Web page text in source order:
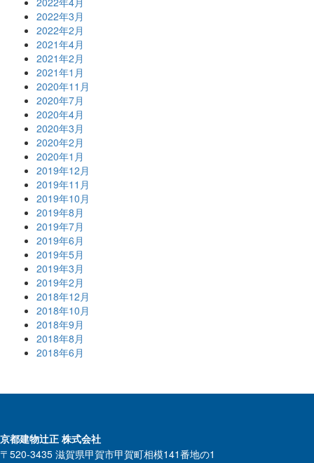
2022年3月
2022年2月
2021年4月
2021年2月
2021年1月
2020年11月
2020年7月
2020年4月
2020年3月
2020年2月
2020年1月
2019年12月
2019年11月
2019年10月
2019年8月
2019年7月
2019年6月
2019年5月
2019年3月
2019年2月
2018年12月
2018年10月
2018年9月
2018年8月
2018年6月
京都建物辻正 株式会社
〒520-3435 滋賀県甲賀市甲賀町相模141番地の1